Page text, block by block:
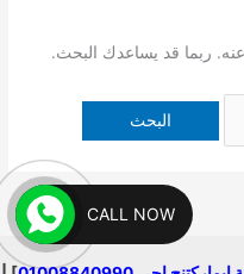
عنه. ربما قد يساعدك البحث.
CALL NOW